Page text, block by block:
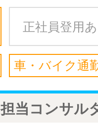
正社員登用
車・バイク通
担当コンサル